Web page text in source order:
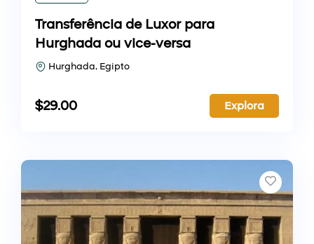
Transferência de Luxor para
Hurghada ou vice-versa
Hurghada, Egipto
$29.00 Explora